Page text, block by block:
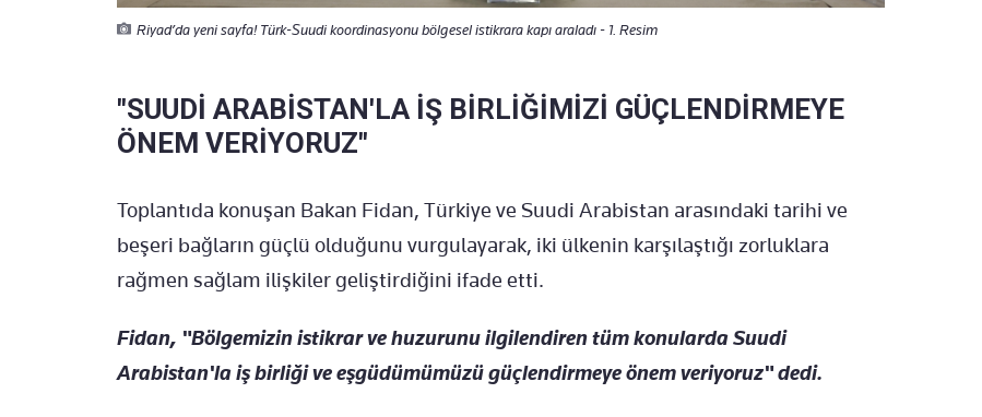
Riyad’da yeni sayfa! Türk-Suudi koordinasyonu bölgesel istikrara kapı araladı - 1. Resim
"SUUDİ ARABİSTAN'LA İŞ BİRLİĞİMİZİ GÜÇLENDİRMEYE
ÖNEM VERİYORUZ"
Toplantıda konuşan Bakan Fidan, Türkiye ve Suudi Arabistan arasındaki tarihi ve
beşeri bağların güçlü olduğunu vurgulayarak, iki ülkenin karşılaştığı zorluklara
rağmen sağlam ilişkiler geliştirdiğini ifade etti.
Fidan, "Bölgemizin istikrar ve huzurunu ilgilendiren tüm konularda Suudi
Arabistan'la iş birliği ve eşgüdümümüzü güçlendirmeye önem veriyoruz" dedi.